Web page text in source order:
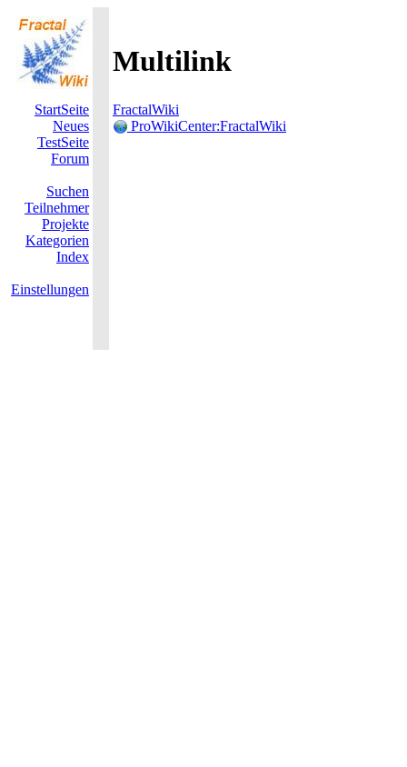
Multilink
StartSeite
Neues
TestSeite
Forum
Suchen
Teilnehmer
Projekte
Kategorien
Index
Einstellungen
FractalWiki
ProWikiCenter:FractalWiki